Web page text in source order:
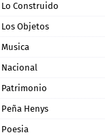
Lo Construido
Los Objetos
Musica
Nacional
Patrimonio
Peña Henys
Poesia